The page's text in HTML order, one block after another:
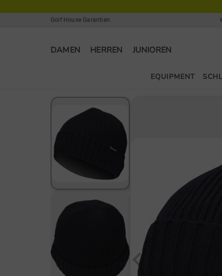
Golf House Garantien
DAMEN HERREN JUNIOREN
EQUIPMENT